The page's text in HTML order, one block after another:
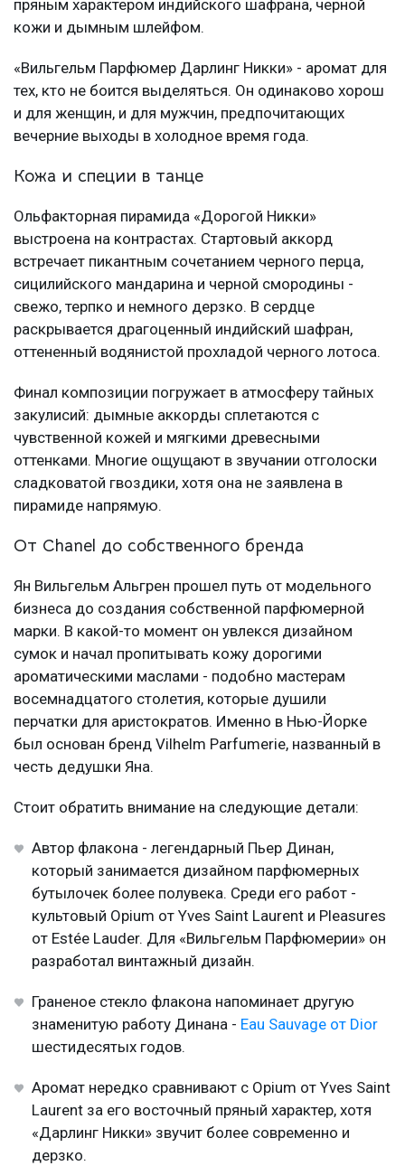
пряным характером индийского шафрана, черной
кожи и дымным шлейфом.
«Вильгельм Парфюмер Дарлинг Никки» - аромат для
тех, кто не боится выделяться. Он одинаково хорош
и для женщин, и для мужчин, предпочитающих
вечерние выходы в холодное время года.
Кожа и специи в танце
Ольфакторная пирамида «Дорогой Никки»
выстроена на контрастах. Стартовый аккорд
встречает пикантным сочетанием черного перца,
сицилийского мандарина и черной смородины -
свежо, терпко и немного дерзко. В сердце
раскрывается драгоценный индийский шафран,
оттененный водянистой прохладой черного лотоса.
Финал композиции погружает в атмосферу тайных
закулисий: дымные аккорды сплетаются с
чувственной кожей и мягкими древесными
оттенками. Многие ощущают в звучании отголоски
сладковатой гвоздики, хотя она не заявлена в
пирамиде напрямую.
От Chanel до собственного бренда
Ян Вильгельм Альгрен прошел путь от модельного
бизнеса до создания собственной парфюмерной
марки. В какой-то момент он увлекся дизайном
сумок и начал пропитывать кожу дорогими
ароматическими маслами - подобно мастерам
восемнадцатого столетия, которые душили
перчатки для аристократов. Именно в Нью-Йорке
был основан бренд Vilhelm Parfumerie, названный в
честь дедушки Яна.
Стоит обратить внимание на следующие детали:
Автор флакона - легендарный Пьер Динан,
который занимается дизайном парфюмерных
бутылочек более полувека. Среди его работ -
культовый Opium от Yves Saint Laurent и Pleasures
от Estée Lauder. Для «Вильгельм Парфюмерии» он
разработал винтажный дизайн.
Граненое стекло флакона напоминает другую
знаменитую работу Динана - Eau Sauvage от Dior
шестидесятых годов.
Аромат нередко сравнивают с Opium от Yves Saint
Laurent за его восточный пряный характер, хотя
«Дарлинг Никки» звучит более современно и
дерзко.